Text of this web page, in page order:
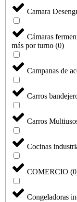
Camara
Cámaras
más por turno (0)
Campanas de
Carros
Carros
Cocinas
COMERCIO (0
Congeladoras